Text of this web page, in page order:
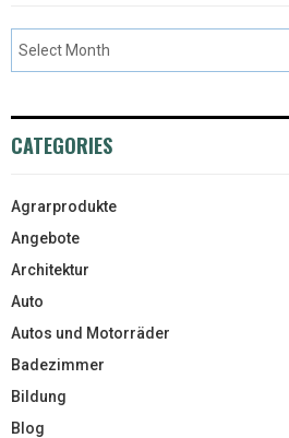
CATEGORIES
Agrarprodukte
Angebote
Architektur
Auto
Autos und Motorräder
Badezimmer
Bildung
Blog